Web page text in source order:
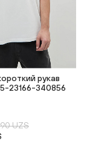
рукав
23166-340856
UZS